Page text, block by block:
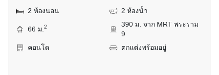
2 ห้องนอน 2 ห้องน้ำ
66 ม.2
390 ม. จาก MRT พระราม
9
คอนโด
ตกแต่งพร้อมอยู่